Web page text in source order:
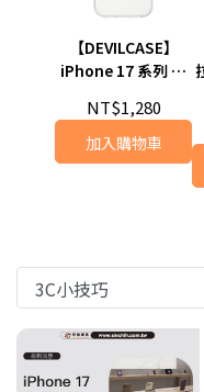
【DEVILCASE】
iPhone 17 系列 惡
NT$1,280
加入購物車